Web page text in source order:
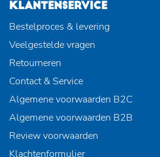
KLANTENSERVICE
Bestelproces & levering
Veelgestelde vragen
Retourneren
Contact & Service
Algemene voorwaarden B2C
Algemene voorwaarden B2B
Review voorwaarden
Klachtenformulier